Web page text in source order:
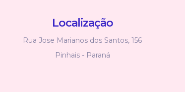
Localização
Rua Jose Marianos dos Santos, 156
Pinhais - Paraná